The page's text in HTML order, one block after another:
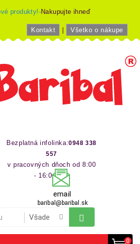
produkty!-Nakupujte ihneď
Kontakt Všetko o nákupe
Bezplatná infolinka:0948 338
557
v pracovných dňoch od 8:00
- 16:00 hod
email
baribal@baribal.sk
0